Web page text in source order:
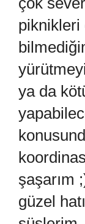
piknikleri
ya da
şaşarım
güzel